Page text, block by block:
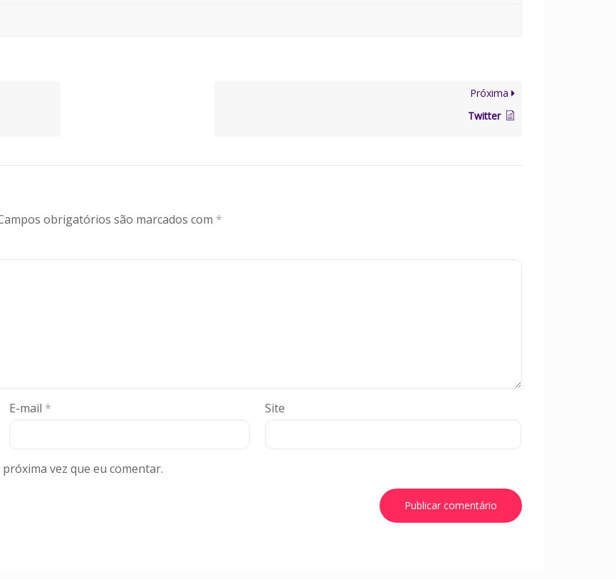
Próxima
Twitter
obrigatórios são marcados com *
E-mail * Site
vez que eu comentar.